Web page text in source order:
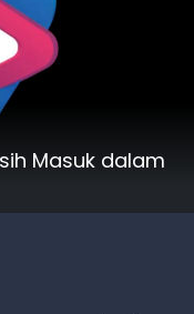
Masuk dalam